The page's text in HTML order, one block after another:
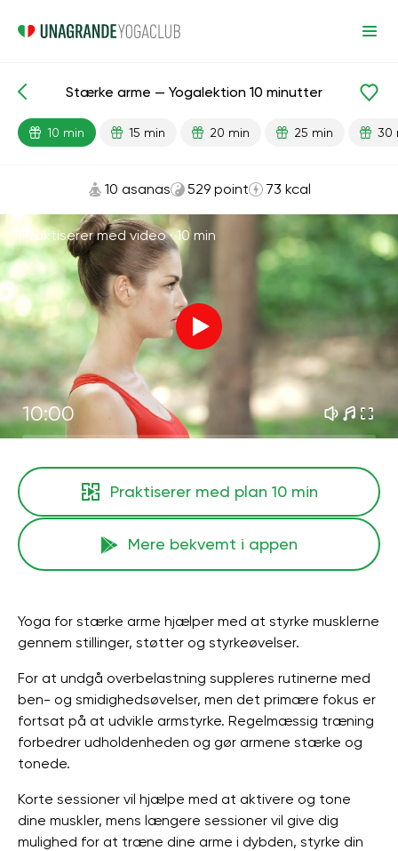
Færdiglavede lektioner Styrke Hænder
Stærke arme — Yogalektion 10 minutter
10 min 15 min 20 min 25 min 30
10 asanas 529 point 73 kcal
Praktiserer med video ·10 min
10:00
Praktiserer med plan 10 min
Mere bekvemt i appen
Yoga for stærke arme hjælper med at styrke musklerne
gennem stillinger, støtter og styrkeøvelser.
For at undgå overbelastning suppleres rutinerne med
ben- og smidighedsøvelser, men det primære fokus er
fortsat på at udvikle armstyrke. Regelmæssig træning
forbedrer udholdenheden og gør armene stærke og
tonede.
Korte sessioner vil hjælpe med at aktivere og tone
dine muskler, mens længere sessioner vil give dig
mulighed for at træne dine arme i dybden, styrke din